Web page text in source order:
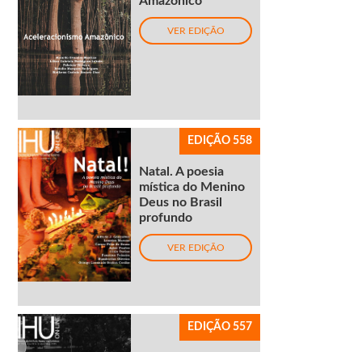
VER EDIÇÃO
EDIÇÃO 558
Natal. A poesia
mística do Menino
Deus no Brasil
profundo
VER EDIÇÃO
EDIÇÃO 557